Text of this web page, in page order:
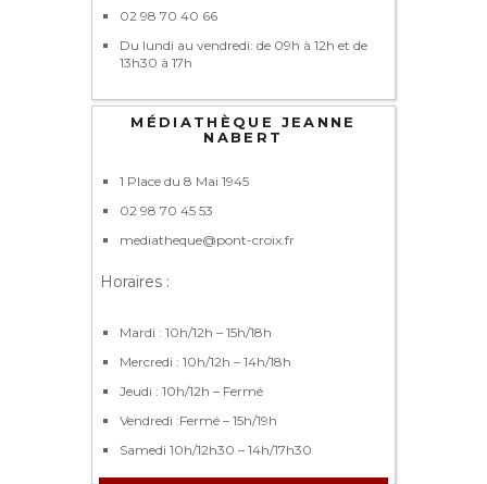
02 98 70 40 66
Du lundi au vendredi: de 09h à 12h et de
13h30 à 17h
MÉDIATHÈQUE JEANNE
NABERT
1 Place du 8 Mai 1945
02 98 70 45 53
mediatheque@pont-croix.fr
Horaires :
Mardi : 10h/12h – 15h/18h
Mercredi : 10h/12h – 14h/18h
Jeudi : 10h/12h – Fermé
Vendredi :Fermé – 15h/19h
Samedi 10h/12h30 – 14h/17h30